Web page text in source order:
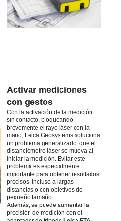
Activar mediciones
con gestos
Con la activación de la medición
sin contacto, bloqueando
brevemente el rayo láser con la
mano, Leica Geosystems soluciona
un problema generalizado: que el
distanciómetro láser se mueva al
iniciar la medición. Evitar este
problema es especialmente
importante para obtener resultados
precisos, incluso a largas
distancias o con objetivos de
pequeño tamaño.
Además, se puede aumentar la
precisión de medición con el